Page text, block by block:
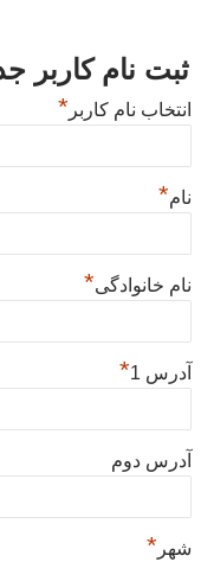
ثبت نام کاربر جدید
انتخاب نام کاربر *
نام*
نام خانوادگی*
آدرس 1 *
آدرس دوم
شهر *